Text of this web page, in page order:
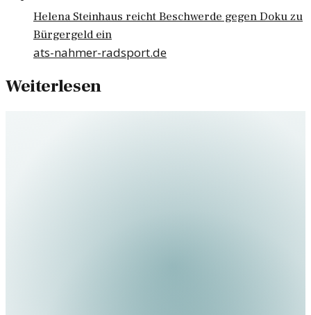
Helena Steinhaus reicht Beschwerde gegen Doku zu
Bürgergeld ein
ats-nahmer-radsport.de
Weiterlesen